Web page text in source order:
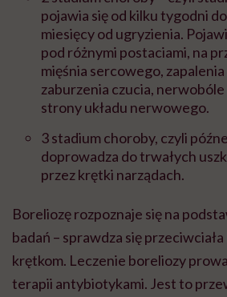
pojawia się od kilku tygodni
miesięcy od ugryzienia.
pod różnymi postaciami, na
mięśnia sercowego,
zaburzenia czucia,
strony układu nerwowego.
3 stadium choroby, czyli
doprowadza do trwałych
przez krętki narządach.
Boreliozę rozpoznaje się na
badań – sprawdza się
krętkom. Leczenie boreliozy
terapii antybiotykami. Jest to